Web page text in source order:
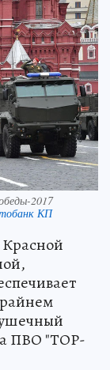
2017
КП
Красной
ПВО "ТОР-